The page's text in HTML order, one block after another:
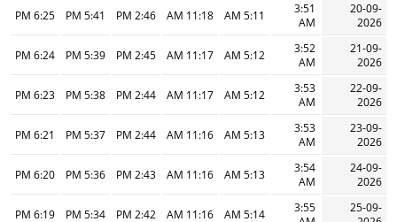
20-09-
2026
3:51
AM
5:11 AM
11:18 AM
2:46 PM
5:41 PM
6:25 PM
21-09-
2026
3:52
AM
5:12 AM
11:17 AM
2:45 PM
5:39 PM
6:24 PM
22-09-
2026
3:53
AM
5:12 AM
11:17 AM
2:44 PM
5:38 PM
6:23 PM
23-09-
2026
3:53
AM
5:13 AM
11:16 AM
2:44 PM
5:37 PM
6:21 PM
24-09-
2026
3:54
AM
5:13 AM
11:16 AM
2:43 PM
5:36 PM
6:20 PM
25-09-
3:55
5:14 AM
11:16 AM
2:42 PM
5:34 PM
6:19 PM